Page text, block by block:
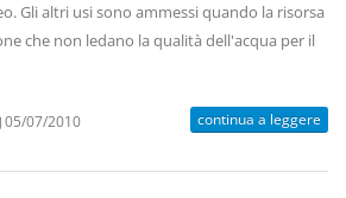
Gli altri usi sono ammessi quando la risorsa
che non ledano la qualità dell'acqua per il
05/07/2010 continua a leggere